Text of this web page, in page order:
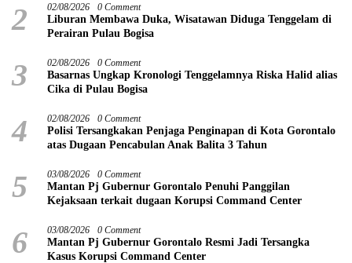
2 02/08/2026 0 Comment
Liburan Membawa Duka, Wisatawan Diduga Tenggelam di
Perairan Pulau Bogisa
3 02/08/2026 0 Comment
Basarnas Ungkap Kronologi Tenggelamnya Riska Halid alias
Cika di Pulau Bogisa
4 02/08/2026 0 Comment
Polisi Tersangkakan Penjaga Penginapan di Kota Gorontalo
atas Dugaan Pencabulan Anak Balita 3 Tahun
5 03/08/2026 0 Comment
Mantan Pj Gubernur Gorontalo Penuhi Panggilan
Kejaksaan terkait dugaan Korupsi Command Center
6 03/08/2026 0 Comment
Mantan Pj Gubernur Gorontalo Resmi Jadi Tersangka
Kasus Korupsi Command Center